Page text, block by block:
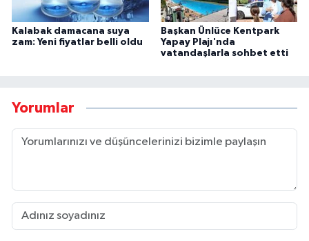
Kalabak damacana suya
zam: Yeni fiyatlar belli oldu
Başkan Ünlüce Kentpark
Yapay Plajı'nda
vatandaşlarla sohbet etti
Yorumlar